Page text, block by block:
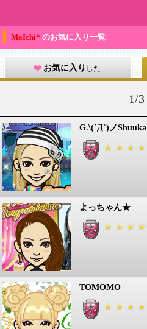
MaIchi* のお気に入り一覧
お気に入り した
1/3
G.\(´Д`)ノShuuka
よっちゃん★
TOMOMO